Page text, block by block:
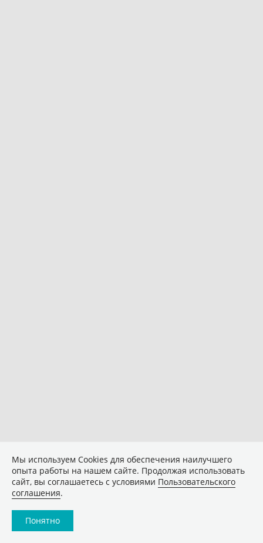
Мы используем Сookies для обеспечения наилучшего
опыта работы на нашем сайте. Продолжая использовать
сайт, вы соглашаетесь с условиями Пользовательского
соглашения.
Понятно